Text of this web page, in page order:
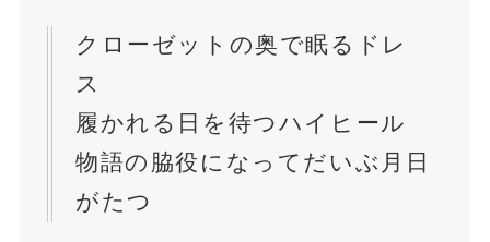
クローゼットの奥で眠るドレ
ス
履かれる日を待つハイヒール
物語の脇役になってだいぶ月日
がたつ